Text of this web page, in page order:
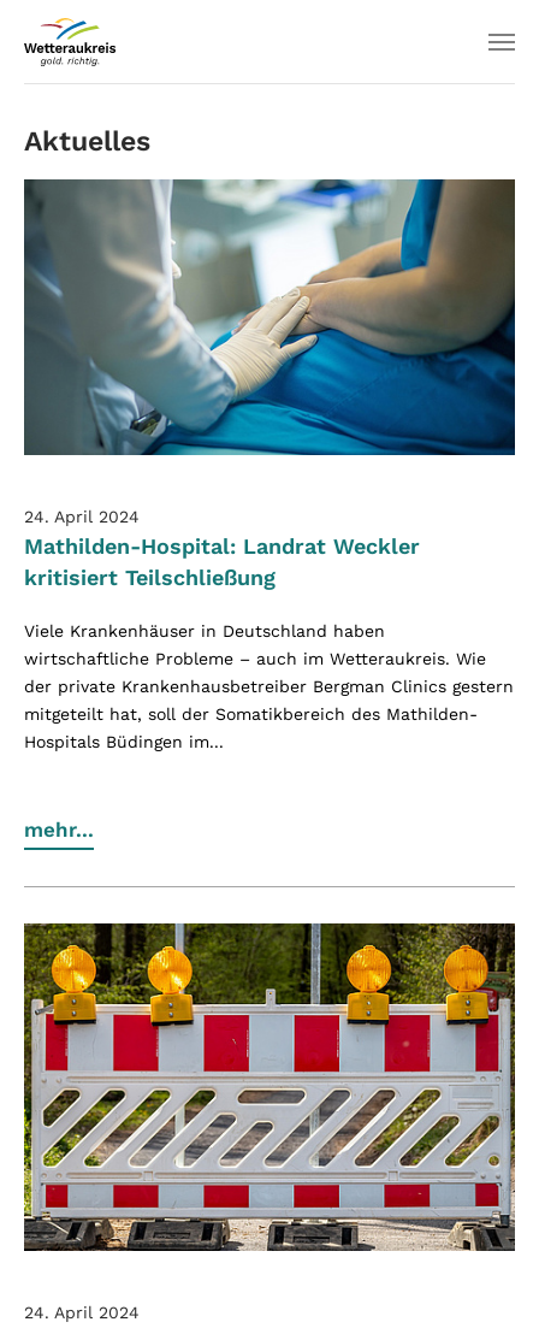
Aktuelles
24. April 2024
Mathilden-Hospital: Landrat Weckler
kritisiert Teilschließung
Viele Krankenhäuser in Deutschland haben
wirtschaftliche Probleme – auch im Wetteraukreis. Wie
der private Krankenhausbetreiber Bergman Clinics gestern
mitgeteilt hat, soll der Somatikbereich des Mathilden-
Hospitals Büdingen im...
mehr...
24. April 2024